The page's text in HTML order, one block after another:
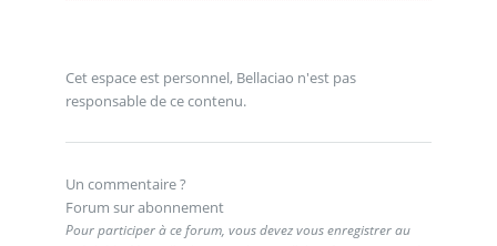
Cet espace est personnel, Bellaciao n'est pas
responsable de ce contenu.
Un commentaire ?
Forum sur abonnement
Pour participer à ce forum, vous devez vous enregistrer au